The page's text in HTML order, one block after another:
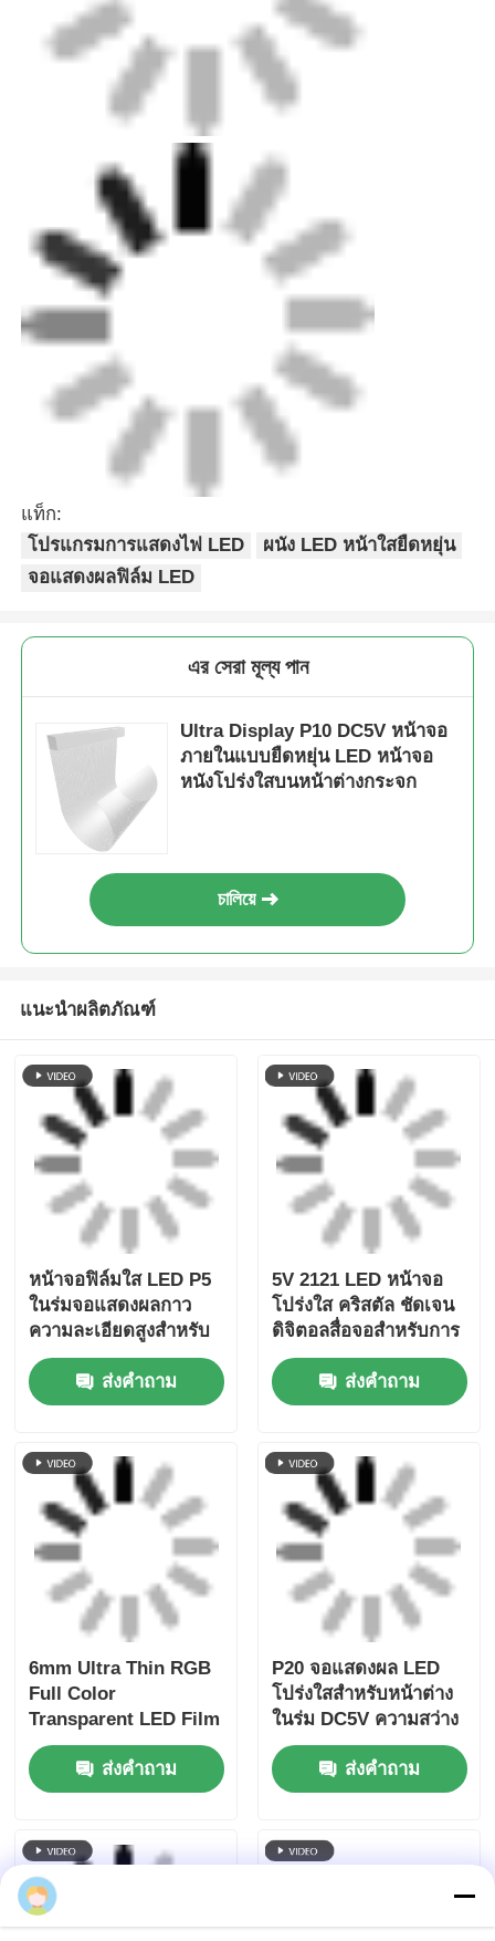
แท็ก:
โปรแกรมการแสดงไฟ LED
ผนัง LED หน้าใสยืดหยุ่น
จอแสดงผลฟิล์ม LED
এর সেরা মূল্য পান
Ultra Display P10 DC5V หน้าจอ
ภายในแบบยืดหยุ่น LED หน้าจอ
หนังโปร่งใสบนหน้าต่างกระจก
চালিয়ে
แนะนำผลิตภัณฑ์
หน้าจอฟิล์มใส LED P5
ในร่มจอแสดงผลกาว
ความละเอียดสูงสำหรับ
การโฆษณาร้านค้าปลีก
หน้าต่างกระจก
ส่งคำถาม
5V 2121 LED หน้าจอ
โปร่งใส คริสตัล ชัดเจน
ดิจิตอลสื่อจอสําหรับการ
ค้าปลีกหน้าร้านแก้ว
ศูนย์แสดงสินค้า ท่า
อากาศยาน ท่า
Brand Showcase
ส่งคำถาม
6mm Ultra Thin RGB
Full Color
Transparent LED Film
Screen, Custom
Cabinet Dimension,
High Transparency
Mall Store Window
การโฆษณาทางการค้า
ส่งคำถาม
P20 จอแสดงผล LED
โปร่งใสสำหรับหน้าต่าง
ในร่ม DC5V ความสว่าง
สูง คุณภาพดี หน้าจอ
LED โปร่งใสส่งคำถาม